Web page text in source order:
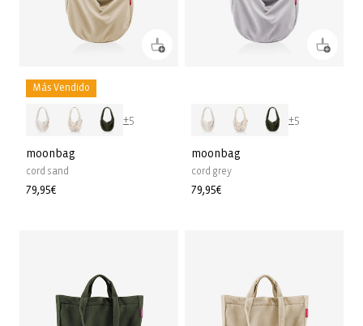
Más Vendido
+5
moonbag
cord sand
Precio
79,95€
+5
moonbag
cord grey
Precio
79,95€